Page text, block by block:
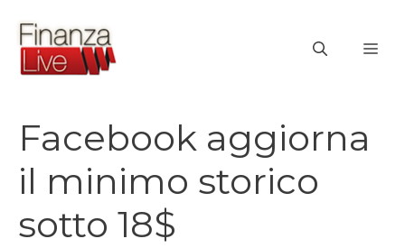
contenuto
Facebook aggiorna
il minimo storico
sotto 18$